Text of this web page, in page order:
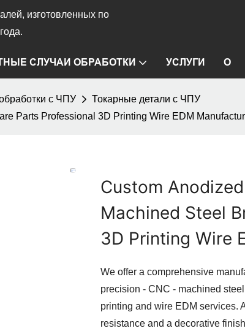
изготовленных по
СЛУЧАИ ОБРАБОТКИ УСЛУГИ О
с ЧПУ
Токарные детали с ЧПУ
Parts Professional 3D Printing Wire EDM
Custom
Machined Steel
3D Printing Wire
We offer a comprehensive
precision - CNC - machined
printing and wire EDM services.
resistance and a decorative